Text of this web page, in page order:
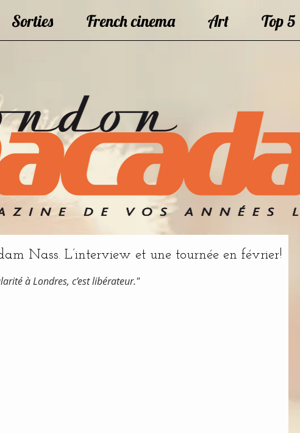
Sorties French cinema Art Top 5
Nass. L’interview et une tournée en février!
à Londres, c’est libérateur."